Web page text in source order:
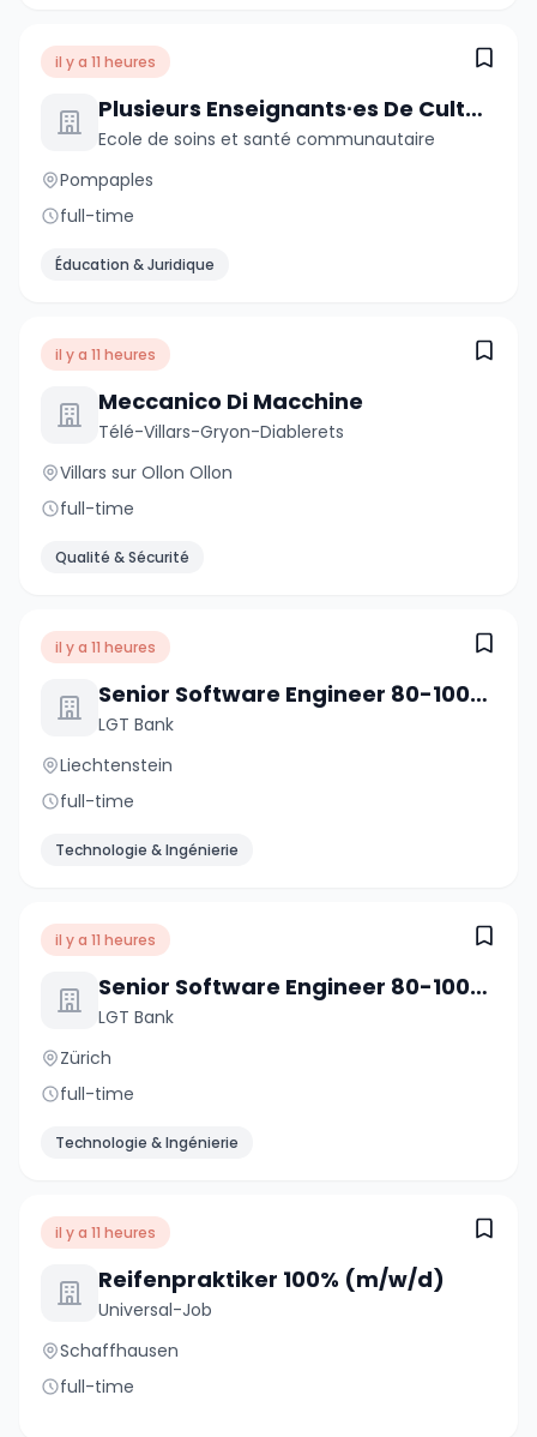
il y a 11 heures
Plusieurs Enseignants∙es De Culture Générale De 60 À 100 %
Ecole de soins et santé communautaire
Pompaples
full-time
Éducation & Juridique
il y a 11 heures
Meccanico Di Macchine
Télé-Villars-Gryon-Diablerets
Villars sur Ollon Ollon
full-time
Qualité & Sécurité
il y a 11 heures
Senior Software Engineer 80-100% (w/m/d)
LGT Bank
Liechtenstein
full-time
Technologie & Ingénierie
il y a 11 heures
Senior Software Engineer 80-100% (w/m/d)
LGT Bank
Zürich
full-time
Technologie & Ingénierie
il y a 11 heures
Reifenpraktiker 100% (m/w/d)
Universal-Job
Schaffhausen
full-time